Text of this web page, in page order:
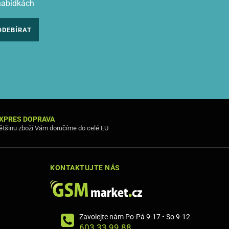
DOPRAVA
zboží Vám doručíme do celé EU
KONTAKTUJTE NÁS
Zavolejte nám Po-Pá 9-17 • So 9-12